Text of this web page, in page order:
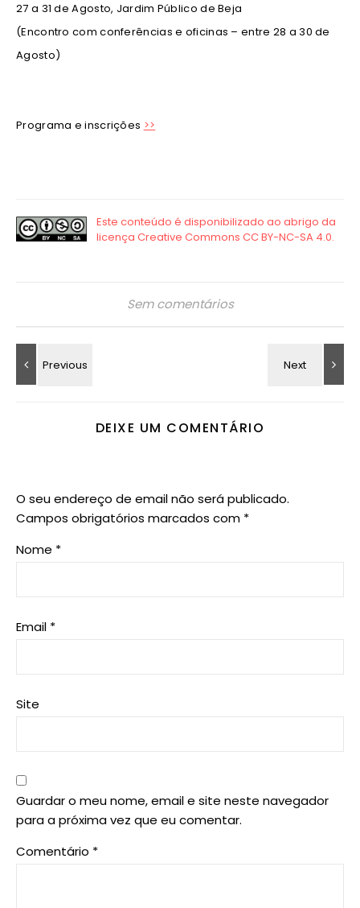
27 a 31 de Agosto, Jardim Público de Beja
(Encontro com conferências e oficinas – entre 28 a 30 de
Agosto)
Programa e inscrições >>
Sem comentários
DEIXE UM COMENTÁRIO
O seu endereço de email não será publicado.
Campos obrigatórios marcados com *
Nome *
Email *
Site
Guardar o meu nome, email e site neste navegador
para a próxima vez que eu comentar.
Comentário *